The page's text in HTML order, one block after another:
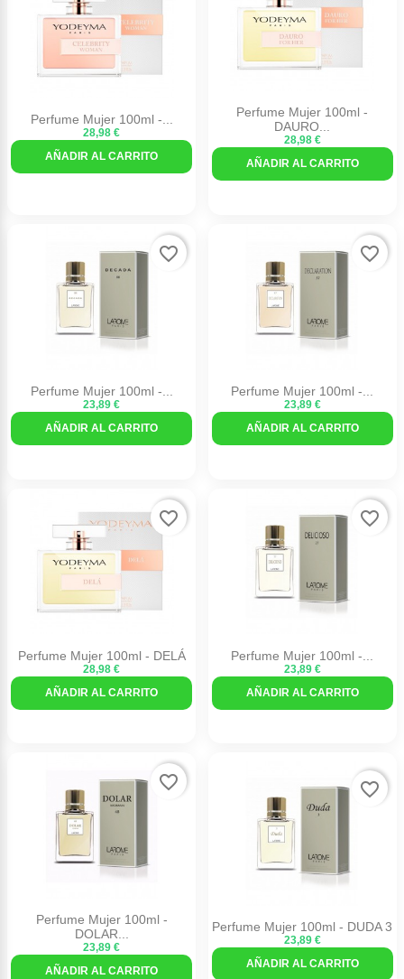
Perfume Mujer 100ml -...
28,98 €
AÑADIR AL CARRITO
Perfume Mujer 100ml -
DAURO...
28,98 €
AÑADIR AL CARRITO
Perfume Mujer 100ml -...
23,89 €
AÑADIR AL CARRITO
favorite_border
Perfume Mujer 100ml -...
23,89 €
AÑADIR AL CARRITO
favorite_border
Perfume Mujer 100ml - DELÁ
28,98 €
AÑADIR AL CARRITO
favorite_border
Perfume Mujer 100ml -...
23,89 €
AÑADIR AL CARRITO
favorite_border
Perfume Mujer 100ml -
DOLAR...
23,89 €
AÑADIR AL CARRITO
favorite_border
Perfume Mujer 100ml - DUDA 3
23,89 €
AÑADIR AL CARRITO
favorite_border